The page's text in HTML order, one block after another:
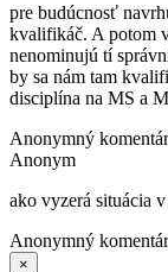
pre budúcnosť
kvalifikáč. A potom
nenominujú tí
by sa nám tam
disciplína na MS a
Anonymný
Anonym
ako vyzerá situácia
Anonymný
×